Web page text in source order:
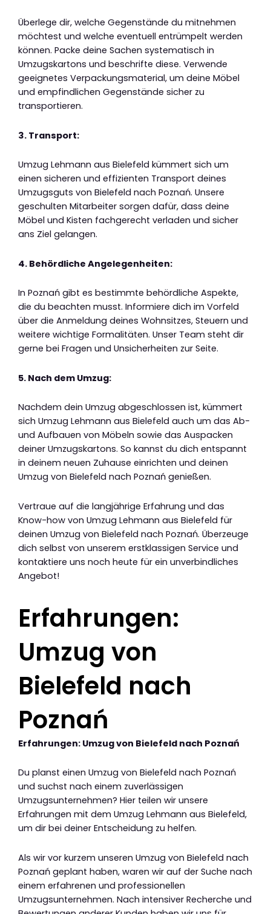
Überlege dir, welche Gegenstände du mitnehmen
möchtest und welche eventuell entrümpelt werden
können. Packe deine Sachen systematisch in
Umzugskartons und beschrifte diese. Verwende
geeignetes Verpackungsmaterial, um deine Möbel
und empfindlichen Gegenstände sicher zu
transportieren.
3. Transport:
Umzug Lehmann aus Bielefeld kümmert sich um
einen sicheren und effizienten Transport deines
Umzugsguts von Bielefeld nach Poznań. Unsere
geschulten Mitarbeiter sorgen dafür, dass deine
Möbel und Kisten fachgerecht verladen und sicher
ans Ziel gelangen.
4. Behördliche Angelegenheiten:
In Poznań gibt es bestimmte behördliche Aspekte,
die du beachten musst. Informiere dich im Vorfeld
über die Anmeldung deines Wohnsitzes, Steuern und
weitere wichtige Formalitäten. Unser Team steht dir
gerne bei Fragen und Unsicherheiten zur Seite.
5. Nach dem Umzug:
Nachdem dein Umzug abgeschlossen ist, kümmert
sich Umzug Lehmann aus Bielefeld auch um das Ab-
und Aufbauen von Möbeln sowie das Auspacken
deiner Umzugskartons. So kannst du dich entspannt
in deinem neuen Zuhause einrichten und deinen
Umzug von Bielefeld nach Poznań genießen.
Vertraue auf die langjährige Erfahrung und das
Know-how von Umzug Lehmann aus Bielefeld für
deinen Umzug von Bielefeld nach Poznań. Überzeuge
dich selbst von unserem erstklassigen Service und
kontaktiere uns noch heute für ein unverbindliches
Angebot!
Erfahrungen:
Umzug von
Bielefeld nach
Poznań
Erfahrungen: Umzug von Bielefeld nach Poznań
Du planst einen Umzug von Bielefeld nach Poznań
und suchst nach einem zuverlässigen
Umzugsunternehmen? Hier teilen wir unsere
Erfahrungen mit dem Umzug Lehmann aus Bielefeld,
um dir bei deiner Entscheidung zu helfen.
Als wir vor kurzem unseren Umzug von Bielefeld nach
Poznań geplant haben, waren wir auf der Suche nach
einem erfahrenen und professionellen
Umzugsunternehmen. Nach intensiver Recherche und